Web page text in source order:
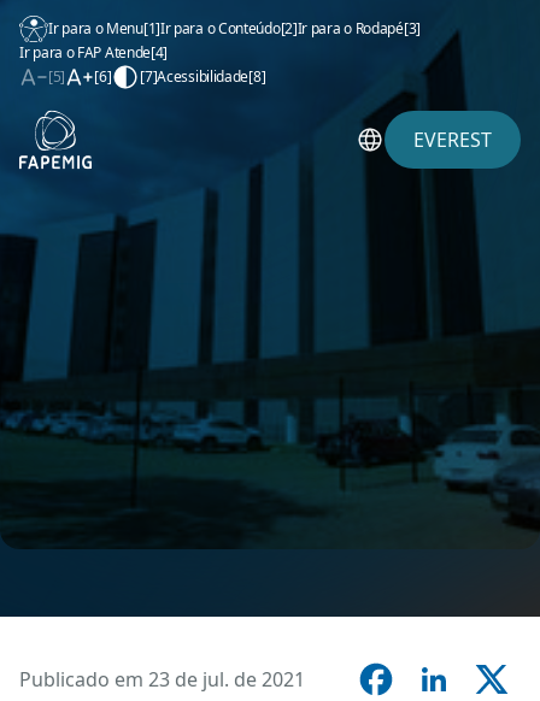
Ir para o Menu[1]Ir para o Conteúdo[2]Ir para o Rodapé[3]
Ir para o FAP Atende[4]
[5]
[6] [7]Acessibilidade[8]
EVEREST
Publicado em 23 de jul. de 2021